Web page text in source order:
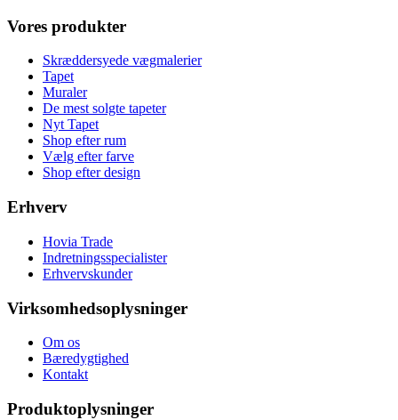
Vores produkter
Skræddersyede vægmalerier
Tapet
Muraler
De mest solgte tapeter
Nyt Tapet
Shop efter rum
Vælg efter farve
Shop efter design
Erhverv
Hovia Trade
Indretningsspecialister
Erhvervskunder
Virksomhedsoplysninger
Om os
Bæredygtighed
Kontakt
Produktoplysninger